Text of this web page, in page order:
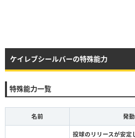
ケイレブシールバーの特殊能力
特殊能力一覧
名前 発
投球のリリースが安定